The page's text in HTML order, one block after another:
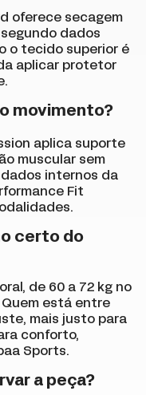
oferece secagem
segundo dados
o tecido superior é
aplicar protetor
movimento?
aplica suporte
muscular sem
internos da
Fit
certo do
de 60 a 72 kg no
Quem está entre
mais justo para
conforto,
Sports.
a peça?